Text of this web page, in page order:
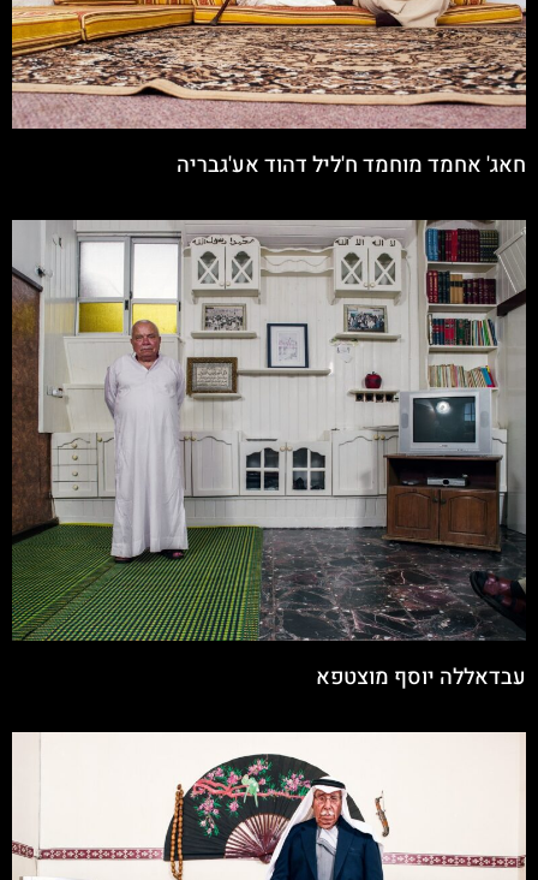
חאג' אחמד מוחמד ח'ליל דהוד אע'גבריה
עבדאללה יוסף מוצטפא